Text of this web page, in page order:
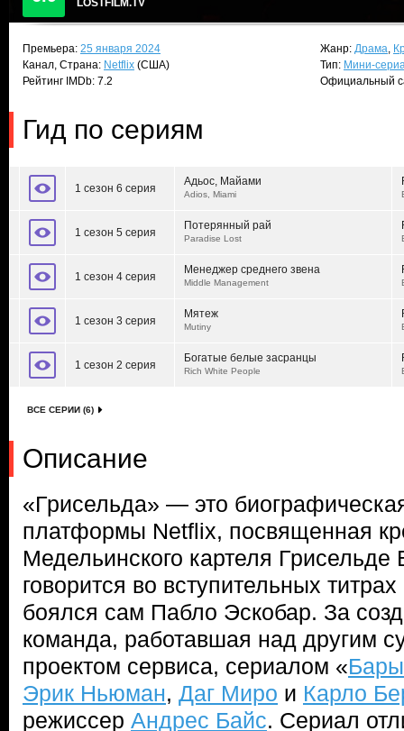
LOSTFILM.TV
Премьера: 25 января 2024
Канал, Страна: Netflix (США)
Рейтинг IMDb: 7.2
Жанр: Драма,
Тип: Мини-
Официальный
Гид по сериям
1 сезон 6 серия
Адьос, Майами
Adios, Miami
1 сезон 5 серия
Потерянный рай
Paradise Lost
1 сезон 4 серия
Менеджер среднего звена
Middle Management
1 сезон 3 серия
Мятеж
Mutiny
1 сезон 2 серия
Богатые белые засранцы
Rich White People
ВСЕ СЕРИИ (6)
Описание
«Грисельда» — это
платформы Netflix, посвященная
Медельинского картеля Грисельде
говорится во вступительных
боялся сам Пабло Эскобар. За
команда, работавшая над другим
проектом сервиса, сериалом «
Эрик Ньюман, Даг Миро и Карло
режиссер Андрес Байс. Сериал